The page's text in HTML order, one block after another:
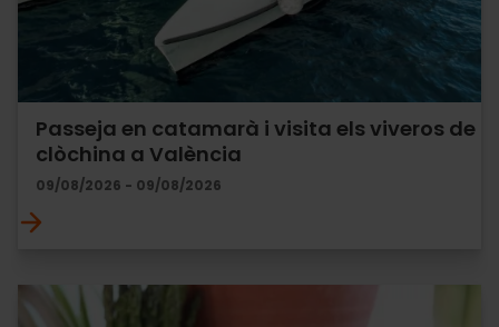
Passeja en catamarà i visita els viveros de
clòchina a València
09/08/2026 - 09/08/2026